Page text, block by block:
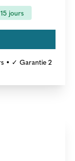
jours
• ✓ Garantie 2